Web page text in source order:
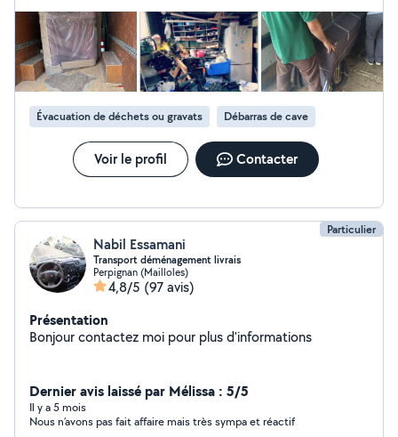
Évacuation de déchets ou gravats Débarras de cave
Voir le profil Contacter
Particulier
Nabil Essamani
Transport déménagement livrais
Perpignan (Mailloles)
4,8/5 (97 avis)
Présentation
Bonjour contactez moi pour plus d'informations
Dernier avis laissé par Mélissa : 5/5
Il y a 5 mois
Nous n’avons pas fait affaire mais très sympa et réactif